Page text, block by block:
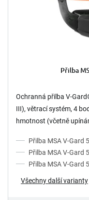
Přilba
Ochranná přilba V-
III), větrací systém, 4
hmotnost (včetně
Přilba MSA V-Gard
Přilba MSA V-Gard
Přilba MSA V-Gard
Všechny další varianty